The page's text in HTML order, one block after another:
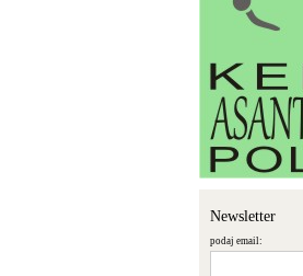
Newsletter
podaj email: